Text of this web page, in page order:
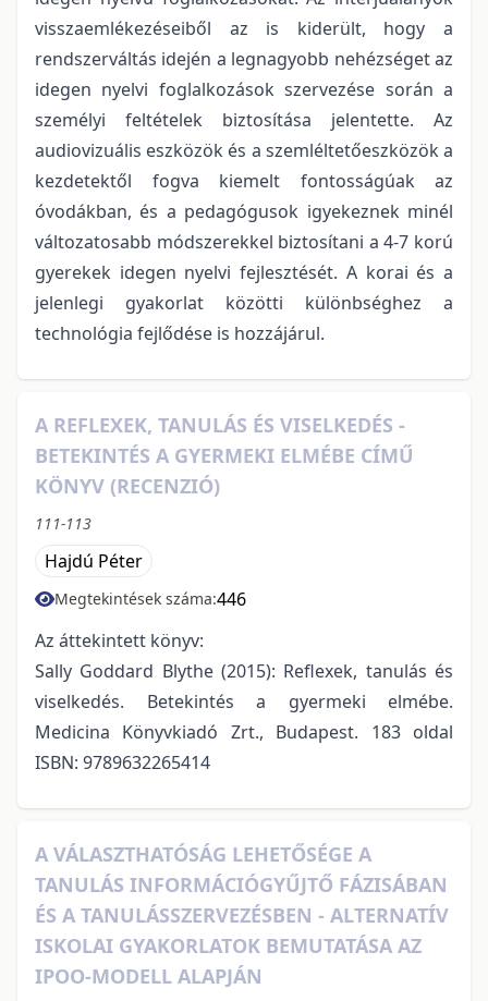
visszaemlékezéseiből az is kiderült, hogy a
rendszerváltás idején a legnagyobb nehézséget az
idegen nyelvi foglalkozások szervezése során a
személyi feltételek biztosítása jelentette. Az
audiovizuális eszközök és a szemléltetőeszközök a
kezdetektől fogva kiemelt fontosságúak az
óvodákban, és a pedagógusok igyekeznek minél
változatosabb módszerekkel biztosítani a 4-7 korú
gyerekek idegen nyelvi fejlesztését. A korai és a
jelenlegi gyakorlat közötti különbséghez a
technológia fejlődése is hozzájárul.
A REFLEXEK, TANULÁS ÉS VISELKEDÉS -
BETEKINTÉS A GYERMEKI ELMÉBE CÍMŰ
KÖNYV (RECENZIÓ)
111-113
Hajdú Péter
Megtekintések száma:446
Az áttekintett könyv:
Sally Goddard Blythe (2015): Reflexek, tanulás és
viselkedés. Betekintés a gyermeki elmébe.
Medicina Könyvkiadó Zrt., Budapest. 183 oldal
ISBN: 9789632265414
A VÁLASZTHATÓSÁG LEHETŐSÉGE A
TANULÁS INFORMÁCIÓGYŰJTŐ FÁZISÁBAN
ÉS A TANULÁSSZERVEZÉSBEN - ALTERNATÍV
ISKOLAI GYAKORLATOK BEMUTATÁSA AZ
IPOO-MODELL ALAPJÁN